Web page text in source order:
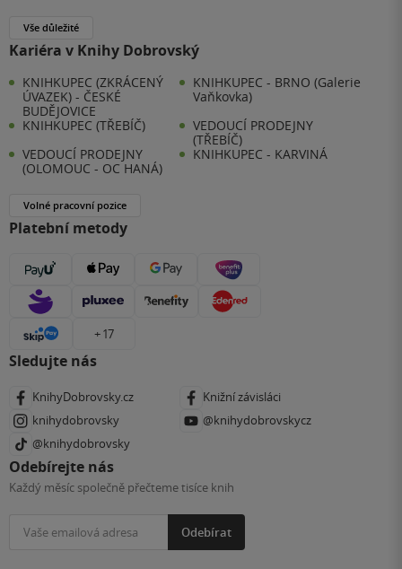
Vše důležité
Kariéra v Knihy Dobrovský
KNIHKUPEC (ZKRÁCENÝ
ÚVAZEK) - ČESKÉ
BUDĚJOVICE
KNIHKUPEC - BRNO (Galerie
Vaňkovka)
KNIHKUPEC (TŘEBÍČ)
VEDOUCÍ PRODEJNY
(TŘEBÍČ)
VEDOUCÍ PRODEJNY
(OLOMOUC - OC HANÁ)
KNIHKUPEC - KARVINÁ
Volné pracovní pozice
Platební metody
+ 17
Sledujte nás
KnihyDobrovsky.cz
Knižní závisláci
knihydobrovsky
@knihydobrovskycz
@knihydobrovsky
Odebírejte nás
Každý měsíc společně přečteme tisíce knih
Odebírat